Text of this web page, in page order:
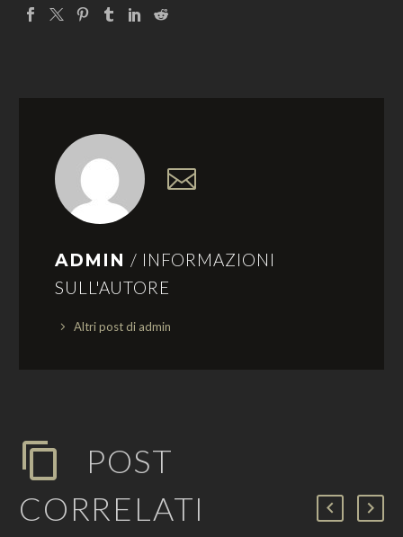
ADMIN / INFORMAZIONI
SULL'AUTORE
Altri post di admin
POST
CORRELATI